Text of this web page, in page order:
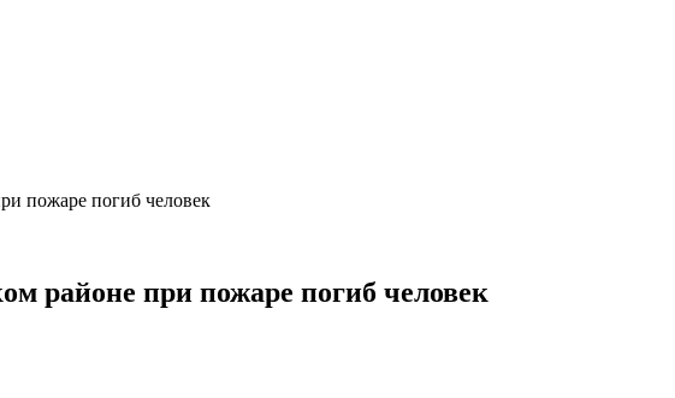
пожаре погиб человек
районе при пожаре погиб человек